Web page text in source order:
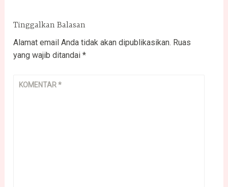
Tinggalkan Balasan
Alamat email Anda tidak akan dipublikasikan. Ruas
yang wajib ditandai*
KOMENTAR*